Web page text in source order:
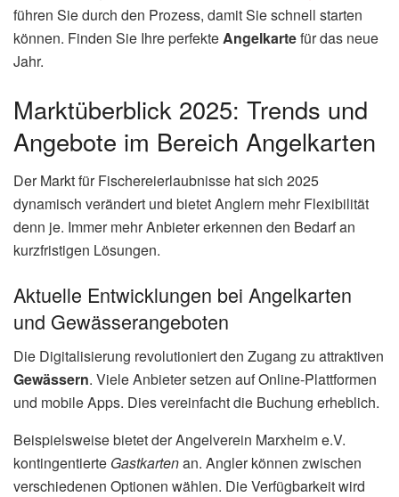
führen Sie durch den Prozess, damit Sie schnell starten
können. Finden Sie Ihre perfekteAngelkartefür das neue
Jahr.
Marktüberblick 2025: Trends und
Angebote im Bereich Angelkarten
Der Markt für Fischereierlaubnisse hat sich 2025
dynamisch verändert und bietet Anglern mehr Flexibilität
denn je. Immer mehr Anbieter erkennen den Bedarf an
kurzfristigen Lösungen.
Aktuelle Entwicklungen bei Angelkarten
und Gewässerangeboten
Die Digitalisierung revolutioniert den Zugang zu attraktiven
Gewässern. Viele Anbieter setzen auf Online-Plattformen
und mobile Apps. Dies vereinfacht die Buchung erheblich.
Beispielsweise bietet der Angelverein Marxheim e.V.
kontingentierte Gastkartenan. Angler können zwischen
verschiedenen Optionen wählen. Die Verfügbarkeit wird